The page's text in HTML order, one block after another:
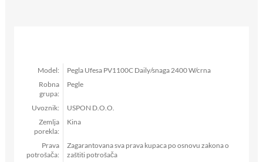
Model:
Pegla Ufesa PV1100C Daily/snaga 2400 W/crna
Robna
grupa:
Pegle
Uvoznik:
USPON D.O.O.
Zemlja
porekla:
Kina
Prava
potrošača:
Zagarantovana sva prava kupaca po osnovu zakona o
zaštiti potrošača